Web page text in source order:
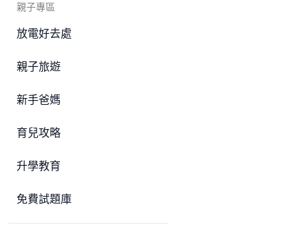
親子專區
放電好去處
親子旅遊
新手爸媽
育兒攻略
升學教育
免費試題庫